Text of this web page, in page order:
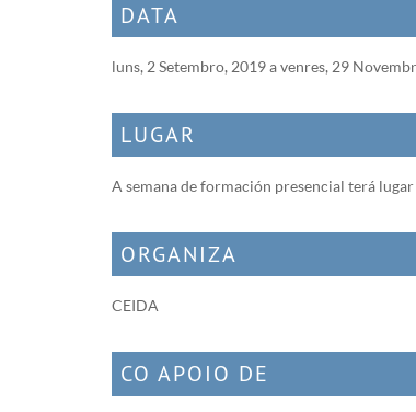
DATA
luns, 2 Setembro, 2019avenres, 29
LUGAR
A semana de formación presencial terá
ORGANIZA
CEIDA
CO APOIO DE